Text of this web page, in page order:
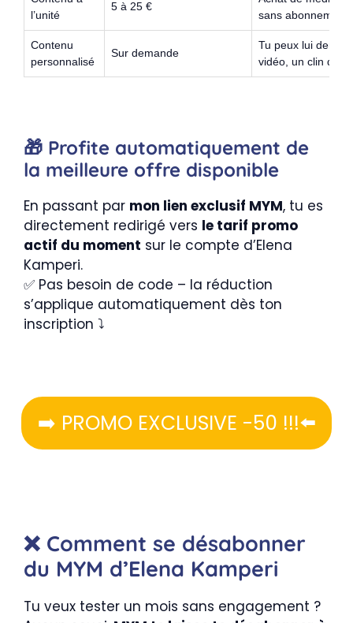
l’unité
5 à 25 €
sans abonnement
Contenu
personnalisé
Sur demande
Tu peux lui
vidéo, un clin
🎁 Profite automatiquement de
la meilleure offre disponible
En passant par mon lien exclusif MYM, tu es
directement redirigé vers le tarif promo
actif du moment sur le compte d’Elena
Kamperi.
✅ Pas besoin de code – la réduction
s’applique automatiquement dès ton
inscription ⤵️
➡️ PROMO EXCLUSIVE -50 !!!⬅️
❌ Comment se désabonner
du MYM d’Elena Kamperi
Tu veux tester un mois sans engagement ?